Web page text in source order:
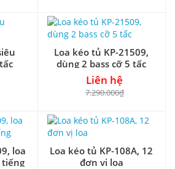
Loa kéo tủ KP-21509,
dùng 2 bass cỡ 5 tấc
Liên hệ
7.290.000₫
loa
Loa kéo tủ KP-108A, 12
đơn vị loa